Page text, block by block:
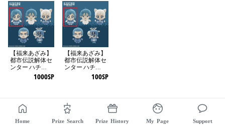
Home Prize Search Prize History My Page Support
【福来あざみ】
都市伝説解体セ
ンター ハチマ
1000SP
【福来あざみ】
都市伝説解体セ
ンター ハチマ
100SP